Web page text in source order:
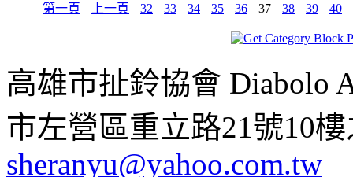
第一頁 上一頁 32 33 34 35 36 37 38 39 40
高雄市扯鈴協會 Diabolo
市左營區重立路21號10
sheranyu@yahoo.com.tw